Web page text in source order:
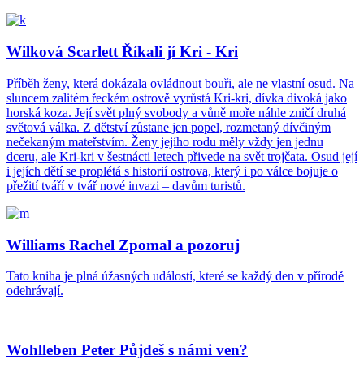
Wilková Scarlett Říkali jí Kri - Kri
Příběh ženy, která dokázala ovládnout bouři, ale ne vlastní osud. Na
sluncem zalitém řeckém ostrově vyrůstá Kri-kri, dívka divoká jako
horská koza. Její svět plný svobody a vůně moře náhle zničí druhá
světová válka. Z dětství zůstane jen popel, rozmetaný dívčiným
nečekaným mateřstvím. Ženy jejího rodu měly vždy jen jednu
dceru, ale Kri-kri v šestnácti letech přivede na svět trojčata. Osud její
i jejích dětí se proplétá s historií ostrova, který i po válce bojuje o
přežití tváří v tvář nové invazi – davům turistů.
Williams Rachel Zpomal a pozoruj
Tato kniha je plná úžasných událostí, které se každý den v přírodě
odehrávají.
Wohlleben Peter Půjdeš s námi ven?